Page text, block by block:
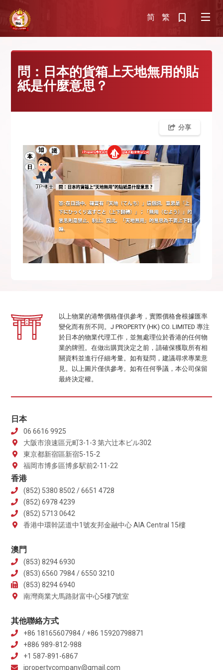
简 繁
問：日本的貨箱上天地無用的貼
紙是什麼意思？
分享
以上物業的港幣價格僅供參考，實際價格會根據匯率
變化而有所不同。J PROPERTY (HK) CO. LIMITED 專注
於日本的物業代理工作，並無處理位於香港的任何物
業的牌照。在做出購買決定之前，請確保獲取所有相
關資料並進行仔細考量。如有疑問，建議尋求專業意
見。以上圖片僅供參考。如有任何爭議，本公司保留
最終決定權。
日本
06 6616 9925
大阪市浪速區元町3-1-3 第六辻本ビル302
東京都新宿區新宿5-15-2
福岡市博多區博多駅前2-11-22
香港
(852) 5380 8502 / 6651 4728
(852) 6978 4239
(852) 5713 0642
香港中環幹諾道中1號友邦金融中心 AIA Central 15樓
澳門
(853) 8294 6930
(853) 6560 7984 / 6550 3210
(853) 8294 6940
南灣商業大馬路財富中心5樓7號室
其他聯絡方式
+86 18165607984 / +86 15920798871
+886 989-812-988
+1 587-891-6867
jpropertycompany@gmail.com